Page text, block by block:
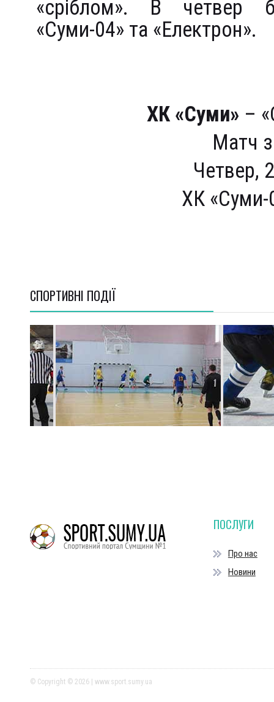
«сріблом». В четвер
«Суми-04» та «Електрон».
ХК «Суми» –
Матч
Четвер,
ХК «Суми-
СПОРТИВНI ПОДІЇ
ПОСЛУГИ
Про нас
Новини
© Copyright © 2026 | www.sport.sumy.ua